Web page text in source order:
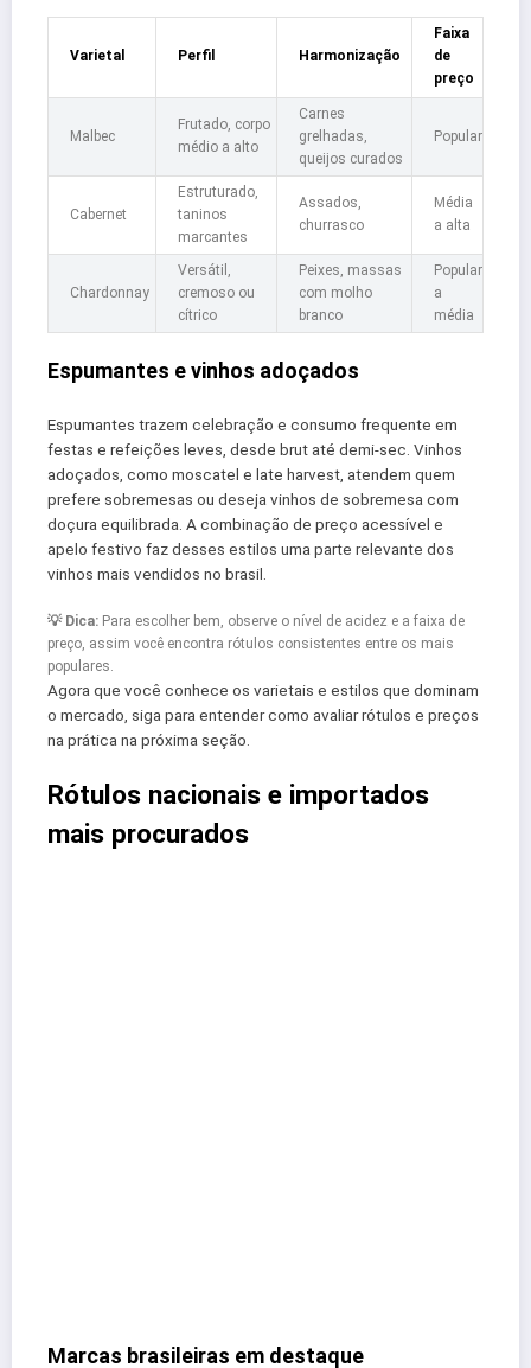
Varietal Perfil Harmonização
Faixa
de
preço
Malbec
Frutado, corpo
médio a alto
Carnes
grelhadas,
queijos curados
Popular
Cabernet
Estruturado,
taninos
marcantes
Assados,
churrasco
Média
a alta
Chardonnay
Versátil,
cremoso ou
cítrico
Peixes, massas
com molho
branco
Popular
a
média
Espumantes e vinhos adoçados
Espumantes trazem celebração e consumo frequente em
festas e refeições leves, desde brut até demi-sec. Vinhos
adoçados, como moscatel e late harvest, atendem quem
prefere sobremesas ou deseja vinhos de sobremesa com
doçura equilibrada. A combinação de preço acessível e
apelo festivo faz desses estilos uma parte relevante dos
vinhos mais vendidos no brasil.
💡 Dica: Para escolher bem, observe o nível de acidez e a faixa de
preço, assim você encontra rótulos consistentes entre os mais
populares.
Agora que você conhece os varietais e estilos que dominam
o mercado, siga para entender como avaliar rótulos e preços
na prática na próxima seção.
Rótulos nacionais e importados
mais procurados
Marcas brasileiras em destaque